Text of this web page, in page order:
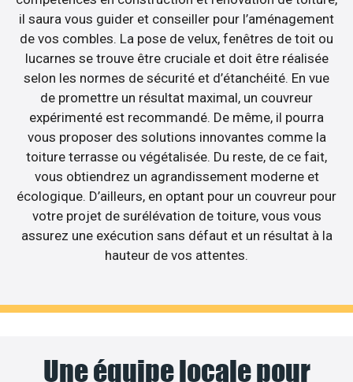
il saura vous guider et conseiller pour l’aménagement
de vos combles. La pose de velux, fenêtres de toit ou
lucarnes se trouve être cruciale et doit être réalisée
selon les normes de sécurité et d’étanchéité. En vue
de promettre un résultat maximal, un couvreur
expérimenté est recommandé. De même, il pourra
vous proposer des solutions innovantes comme la
toiture terrasse ou végétalisée. Du reste, de ce fait,
vous obtiendrez un agrandissement moderne et
écologique. D’ailleurs, en optant pour un couvreur pour
votre projet de surélévation de toiture, vous vous
assurez une exécution sans défaut et un résultat à la
hauteur de vos attentes.
Une équipe locale pour